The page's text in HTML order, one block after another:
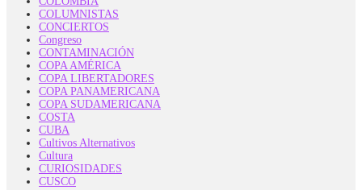
COLUMNISTAS
CONCIERTOS
Congreso
CONTAMINACIÓN
COPA AMÉRICA
COPA LIBERTADORES
COPA PANAMERICANA
COPA SUDAMERICANA
COSTA
CUBA
Cultivos Alternativos
Cultura
CURIOSIDADES
CUSCO